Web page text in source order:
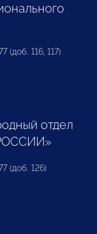
(доб. 116, 117)
отдел
(доб. 126)